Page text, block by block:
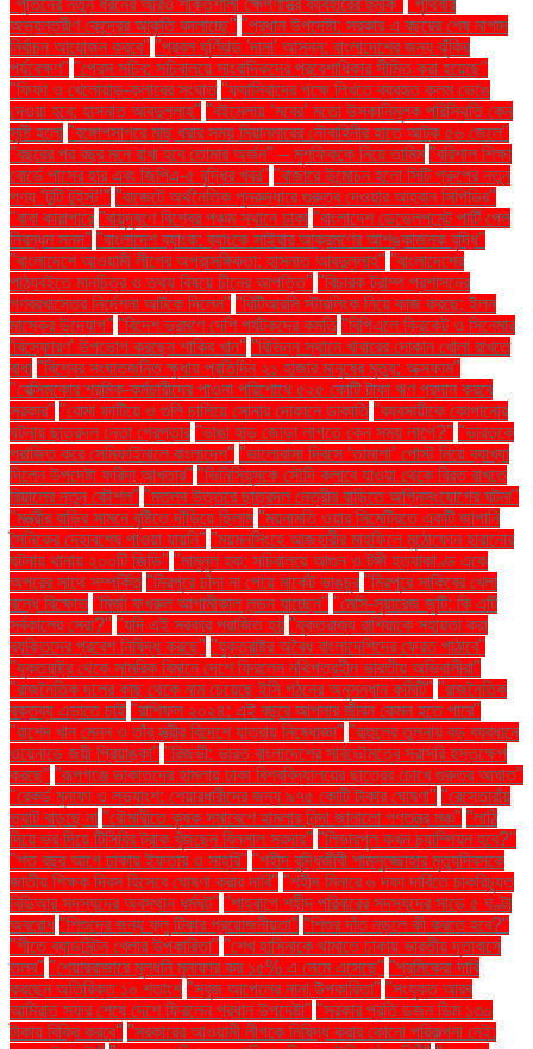
"পুতিনের নতুন ধরনের আরও শক্তিশালী ক্ষেপণাস্ত্র ব্যবহারের হুমকি" "পৃথিবীর
অভ্যন্তরীণ কেন্দ্রের আকৃতি বদলাচ্ছে" "প্রধান উপদেষ্টা: সরকার এ বছরের শেষ নাগাদ
নির্বাচন আয়োজন করবে" "প্রবল ঘূর্ণিঝড় 'দানা' আসন্ন: বাংলাদেশের জন্য ঝুঁকির
পর্যবেক্ষণ" "প্রেস সচিব: সচিবালয়ে সাংবাদিকদের প্রবেশাধিকার সীমিত করা হয়েছে"
"ফিফা ও খেলোয়াড়-ক্লাবের সংঘাত "ফ্যাসিবাদের পক্ষে লিখতে ব্যবহৃত কলম ভেঙে
দেওয়া হবে: হাসনাত আবদুল্লাহ" "বইমেলায় ‘মবের’ মতো উসকানিমূলক পরিস্থিতি কেন
সৃষ্টি হলো "বঙ্গোপসাগরে মাছ ধরার সময় মিয়ানমারের নৌবাহিনীর হাতে আটক ৫৬ জেলে"
"বছরের পর বছর মনে রাখা হবে তোমার অর্জন" – মুশফিককে নিয়ে তামিম "বরিশাল শিক্ষা
বোর্ডে পাসের হার এবং জিপিএ-৫ বৃদ্ধির খবর" "বাজারে উন্মোচন হলো সিটি গ্রুপের নতুন
পণ্য ‘টুটি টুইস্ট’" "বাজেটে অর্থনৈতিক পুনরুদ্ধারে গুরুত্ব দেওয়ার আহ্বান সিপিডির"
"বাবা কারাগারে "বায়ুদূষণে বিশ্বের পঞ্চম স্থানে ঢাকা "বাংলাদেশ ডেভেলপমেন্ট পার্টি পেল
নিবন্ধন সনদ" "বাংলাদেশ ব্যাংক: ব্যাংকে সাইবার আক্রমণের আশঙ্কাজনক বৃদ্ধি"
"বাংলাদেশে আওয়ামী লীগের অপ্রাসঙ্গিকতা: হাসনাত আবদুল্লাহ" "বাংলাদেশের
পাঠ্যবইতে মানচিত্র ও তথ্য বিষয়ে চীনের আপত্তি" "বিচারক ট্রাম্প প্রশাসনের
গণবরখাস্তের নির্দেশনা আটকে দিলেন" "বিটিআরসি স্টারলিংক নিয়ে কাজ করছে: ইলন
মাস্কের উদ্যোগ" "বিদেশ ভ্রমণে দেশি পর্যটকদের কমতি "বিপিএলে ক্রিকেট ও সিনেমার
'বিস্ফোরণ' উপভোগ করছেন শাকিব খান" "বিভিন্ন স্থানে খাবারের দোকান খোলা রাখতে
বাধা "বিশ্বের সংঘাতজনিত ক্ষুধায় প্রতিদিন ২১ হাজার মানুষের মৃত্যু: অক্সফাম"
"বেক্সিমকোর শ্রমিক-কর্মচারীদের পাওনা পরিশোধে ৫২৫ কোটি টাকা ঋণ প্রদান করবে
সরকার" "বোমা ফাটিয়ে ও গুলি চালিয়ে সোনার দোকানে ডাকাতি "ব্যবসায়ীকে কোপানোর
ঘটনায় ছাত্রদল নেতা গ্রেপ্তার "ভাঙা হাড় জোড়া লাগতে কেন সময় লাগে?" "ভারতকে
পরাজিত করে সেমিফাইনালে বাংলাদেশ" "ভালোবাসা দিবসে ‘তামাশা’ পোস্ট নিয়ে ব্যাখ্যা
দিলেন উপদেষ্টা ফরিদা আখতার" "ভিনিসিয়ুসকে সৌদি ক্লাবে যাওয়া থেকে বিরত রাখতে
রিয়ালের নতুন কৌশল" "মতলব উত্তরে ছাত্রদল নেত্রীর বাড়িতে অগ্নিসংযোগের ঘটনা"
"মন্ত্রীর বাড়ির সামনে বৃষ্টিতে দাঁড়িয়ে ছিলাম "ময়নামতি ওয়ার সিমেট্রিতে একটি জাপানি
সৈনিকের দেহাবশেষ পাওয়া যায়নি" "ময়মনসিংহে আজহারীর মাহফিলে মুঠোফোন হারানোর
ঘটনায় থানায় ২০০টি জিডি" "মামুনুল হক: সচিবালয়ে আগুন ও টঙ্গী হত্যাকাণ্ড একে
অপরের সাথে সম্পর্কিত "মিরপুরে চাঁদা না পেয়ে মার্কেট ভাঙচুর "মিরপুরে সাকিবের খেলা
বন্ধে বিক্ষোভ "মির্জা ফখরুল আগামীকাল লন্ডন যাচ্ছেন" "মেসি-সুয়ারেজ জুটি: কি এটি
সর্বকালের সেরা?" "যদি এই সরকার পরাজিত হয় "যুক্তরাজ্য রাশিয়াকে সহায়তা করা
ব্যক্তিদের প্রবেশ নিষিদ্ধ করছে" "যুক্তরাষ্ট্র অবৈধ বাংলাদেশিদের ফেরত পাঠাবে"
"যুক্তরাষ্ট্র থেকে সামরিক বিমানে দেশে ফিরলেন নথিপত্রহীন ভারতীয় অভিবাসীরা"
"রাজনৈতিক দলের কাছ থেকে নাম চেয়েছে ইসি গঠনের অনুসন্ধান কমিটি" "রাজনৈতিক
বক্তব্য এড়াতে চাই "রাশিফল ২০২৪: এই বছরে আপনার জীবন কেমন হতে পারে"
"রাশেদ খান মেনন ও তাঁর স্ত্রীর বিদেশে যাত্রায় নিষেধাজ্ঞা" "রাহুলের তুলনায় বড় ব্যবধানে
ওয়েনাডে জয়ী প্রিয়াঙ্কা" "রিজভী: ভারত বাংলাদেশের সার্বভৌমত্বে সরাসরি হস্তক্ষেপ
করছে" "রূপগঞ্জে ডাকাতদের হামলায় ঢাকা বিশ্ববিদ্যালয়ের ছাত্রের চোখে গুরুতর আঘাত"
"রেকর্ড মুনাফা ও লভ্যাংশ: শেয়ারধারীদের জন্য ৯৭৫ কোটি টাকার ঘোষণা" "রেস্তোরাঁয়
ভ্যাট বাড়ছে না "রৌমারীতে কৃষক সমাবেশে হামলার নিন্দা জানালো গণতন্ত্র মঞ্চ" "লাঠি
দিয়ে ভর দিয়ে টিসিবির ট্রাক খুঁজছেন বিল্লাল সরদার" "লিভারপুল কখন চ্যাম্পিয়ন হবে?"
"শত বছর আগে ঢাকায় ইফতার ও সাহ্‌রি" "শহীদ বুদ্ধিজীবী শামসুজ্জোহার মৃত্যুদিবসকে
জাতীয় শিক্ষক দিবস হিসেবে ঘোষণা করার দাবি" "শহীদ মিনারে ৬ দফা দাবিতে চাকরিচ্যুত
বিডিআর সদস্যদের অবস্থান ধর্মঘট" "শাহবাগে শহীদ পরিবারের সদস্যদের সাড়ে ৫ ঘণ্টা
অবরোধ "শিশুদের জন্য ফ্লু টিকার প্রয়োজনীয়তা" "শিশুর দাঁত নড়লে কী করতে হবে?"
"শীতে ব্যাডমিন্টন খেলার উপকারিতা" "শেখ হাসিনাকে থামাতে ঢাকায় ভারতীয় দূতাবাসে
তলব" "শেয়ারবাজারে মূলধনি মুনাফার কর ১৫% এ নেমে এসেছে" "শ্রমিকেরা দাবি
করছেন অতিরিক্ত ১০ শতাংশ "সবুজ আপেলের নানা উপকারিতা" "সংযুক্ত আরব
আমিরাত সফর শেষে দেশে ফিরলেন প্রধান উপদেষ্টা" "সরকার প্রতি ডজন ডিম ১৩০
টাকায় বিক্রি করবে" "সরকারের আওয়ামী লীগকে নিষিদ্ধ করার কোনো পরিকল্পনা নেই: